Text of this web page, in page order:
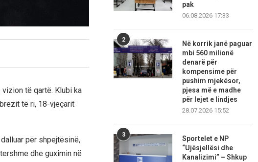
të qartë. Klubi ka
të ri, 18-vjeçarit
për shpejtësinë,
dhe guximin në
pak
06.08.2026 17:33
2
Në korrik janë paguar
mbi 560 milionë
denarë për
kompensime për
pushim mjekësor,
pjesa më e madhe
për lejet e lindjes
28.07.2026 15:52
3
Sportelet e NP
“Ujësjellësi dhe
Kanalizimi” – Shkup